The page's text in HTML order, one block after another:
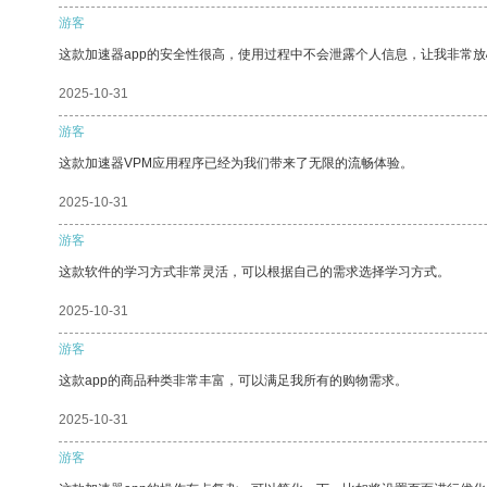
游客
这款加速器app的安全性很高，使用过程中不会泄露个人信息，让我非常
2025-10-31
游客
这款加速器VPM应用程序已经为我们带来了无限的流畅体验。
2025-10-31
游客
这款软件的学习方式非常灵活，可以根据自己的需求选择学习方式。
2025-10-31
游客
这款app的商品种类非常丰富，可以满足我所有的购物需求。
2025-10-31
游客